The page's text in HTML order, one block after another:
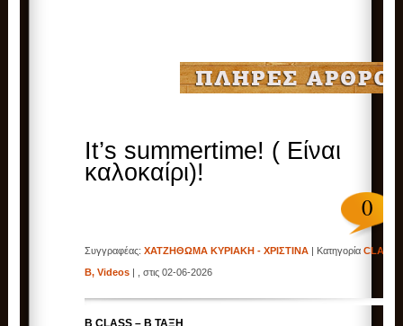
It’s summertime! ( Είναι
καλοκαίρι)!
0
Συγγραφέας:ΧΑΤΖΗΘΩΜΑ ΚΥΡΙΑΚΗ - ΧΡΙΣΤΙΝΑ | ΚατηγορίαCLASS
B,Videos | , στις 02-06-2026
B CLASS – Β ΤΑΞΗ